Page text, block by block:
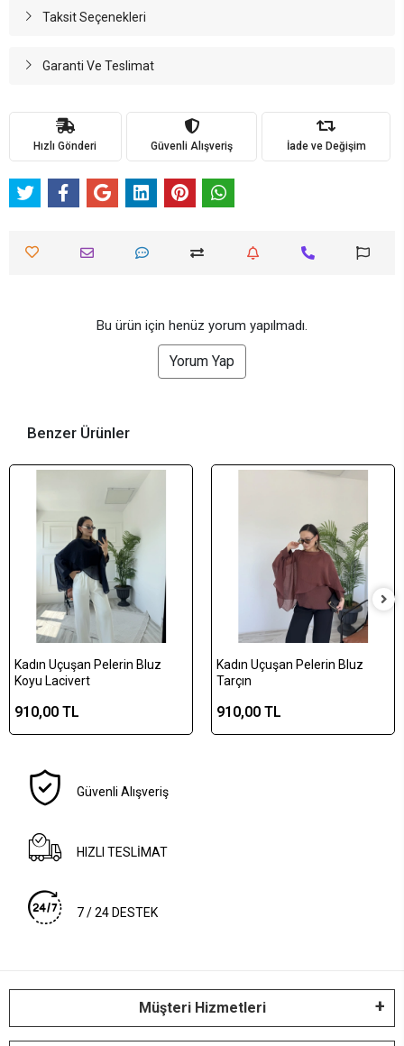
Taksit Seçenekleri
Garanti Ve Teslimat
Hızlı Gönderi Güvenli Alışveriş İade ve Değişim
Bu ürün için henüz yorum yapılmadı.
Yorum Yap
Benzer Ürünler
Kadın Uçuşan Pelerin Bluz
Koyu Lacivert
910,00 TL
Kadın Uçuşan Pelerin Bluz
Tarçın
910,00 TL
Güvenli Alışveriş
HIZLI TESLİMAT
7 / 24 DESTEK
Müşteri Hizmetleri